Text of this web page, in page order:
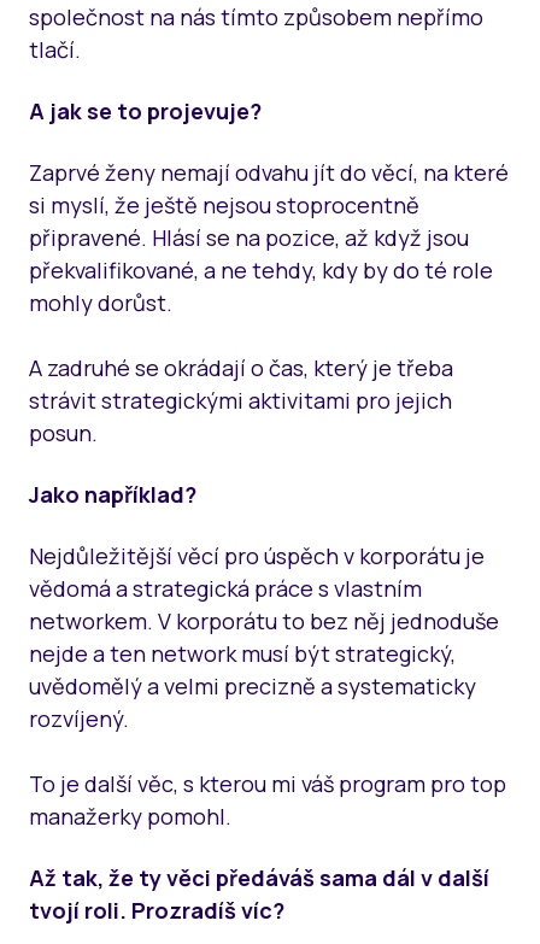
společnost na nás tímto způsobem nepřímo
tlačí.
A jak se to projevuje?
Zaprvé ženy nemají odvahu jít do věcí, na které
si myslí, že ještě nejsou stoprocentně
připravené. Hlásí se na pozice, až když jsou
překvalifikované, a ne tehdy, kdy by do té role
mohly dorůst.
A zadruhé se okrádají o čas, který je třeba
strávit strategickými aktivitami pro jejich
posun.
Jako například?
Nejdůležitější věcí pro úspěch v korporátu je
vědomá a strategická práce s vlastním
networkem. V korporátu to bez něj jednoduše
nejde a ten network musí být strategický,
uvědomělý a velmi precizně a systematicky
rozvíjený.
To je další věc, s kterou mi váš program pro top
manažerky pomohl.
Až tak, že ty věci předáváš sama dál v další
tvojí roli. Prozradíš víc?